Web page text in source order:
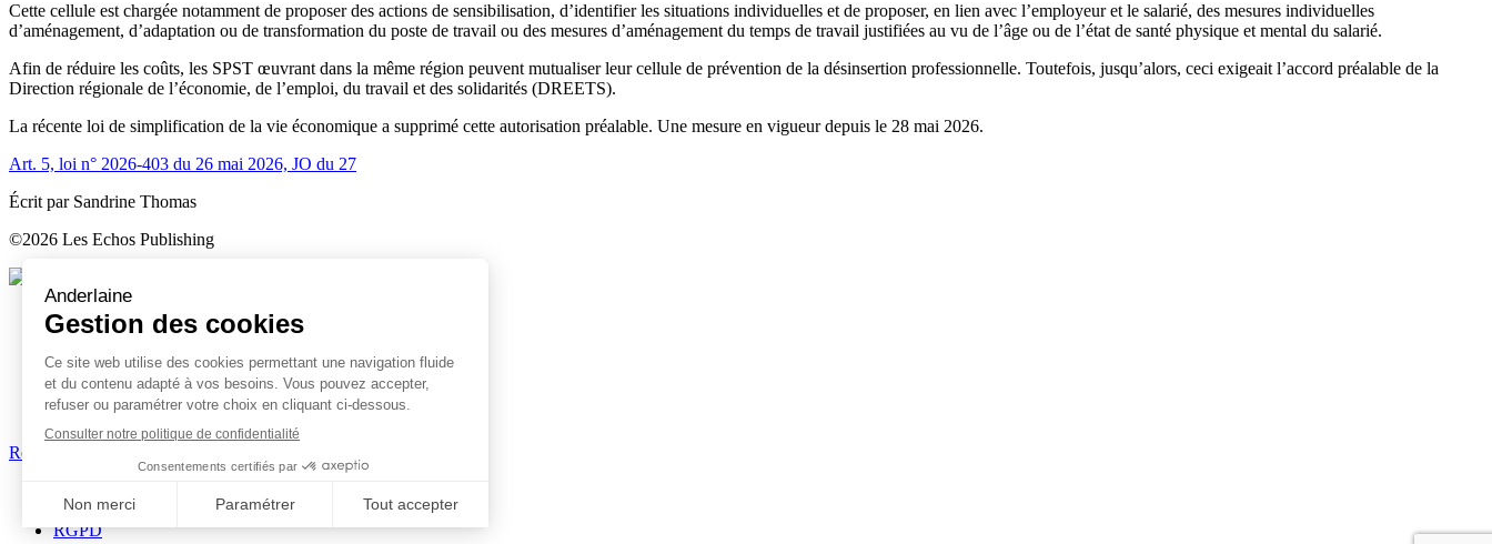
Cette cellule est chargée notamment de proposer des actions de sensibilisation, d’identifier les situations individuelles et de proposer, en lien avec l’employeur et le salarié, des mesures individuelles
d’aménagement, d’adaptation ou de transformation du poste de travail ou des mesures d’aménagement du temps de travail justifiées au vu de l’âge ou de l’état de santé physique et mental du salarié.
Afin de réduire les coûts, les SPST œuvrant dans la même région peuvent mutualiser leur cellule de prévention de la désinsertion professionnelle. Toutefois, jusqu’alors, ceci exigeait l’accord préalable de la
Direction régionale de l’économie, de l’emploi, du travail et des solidarités (DREETS).
La récente loi de simplification de la vie économique a supprimé cette autorisation préalable. Une mesure en vigueur depuis le 28 mai 2026.
Art. 5, loi n° 2026-403 du 26 mai 2026, JO du 27
Écrit par Sandrine Thomas
©2026 Les Echos Publishing
Découvrir nos expertises
Nos services en ligne
Nous connaître
Nous contacter
Actualités & Ressources
Trouver un bureau
Retrouvez-nous
Mentions légales
RGPD